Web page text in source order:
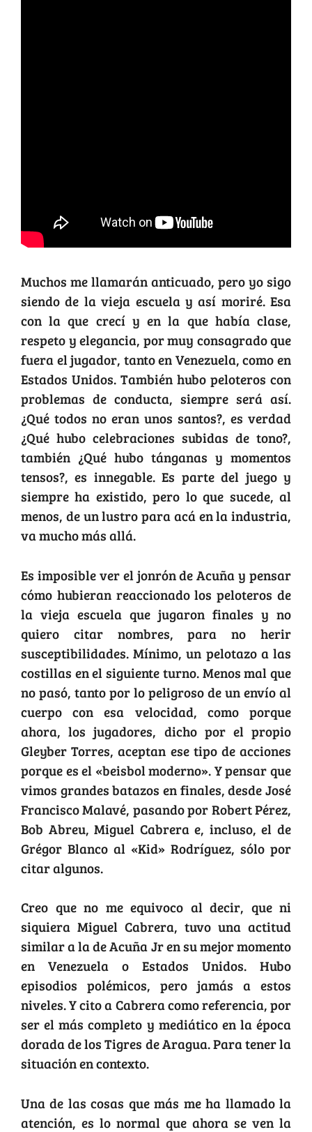
Muchos me llamarán anticuado, pero yo sigo
siendo de la vieja escuela y así moriré. Esa
con la que crecí y en la que había clase,
respeto y elegancia, por muy consagrado que
fuera el jugador, tanto en Venezuela, como en
Estados Unidos. También hubo peloteros con
problemas de conducta, siempre será así.
¿Qué todos no eran unos santos?, es verdad
¿Qué hubo celebraciones subidas de tono?,
también ¿Qué hubo tánganas y momentos
tensos?, es innegable. Es parte del juego y
siempre ha existido, pero lo que sucede, al
menos, de un lustro para acá en la industria,
va mucho más allá.
Es imposible ver el jonrón de Acuña y pensar
cómo hubieran reaccionado los peloteros de
la vieja escuela que jugaron finales y no
quiero citar nombres, para no herir
susceptibilidades. Mínimo, un pelotazo a las
costillas en el siguiente turno. Menos mal que
no pasó, tanto por lo peligroso de un envío al
cuerpo con esa velocidad, como porque
ahora, los jugadores, dicho por el propio
Gleyber Torres, aceptan ese tipo de acciones
porque es el «beisbol moderno». Y pensar que
vimos grandes batazos en finales, desde José
Francisco Malavé, pasando por Robert Pérez,
Bob Abreu, Miguel Cabrera e, incluso, el de
Grégor Blanco al «Kid» Rodríguez, sólo por
citar algunos.
Creo que no me equivoco al decir, que ni
siquiera Miguel Cabrera, tuvo una actitud
similar a la de Acuña Jr en su mejor momento
en Venezuela o Estados Unidos. Hubo
episodios polémicos, pero jamás a estos
niveles. Y cito a Cabrera como referencia, por
ser el más completo y mediático en la época
dorada de los Tigres de Aragua. Para tener la
situación en contexto.
Una de las cosas que más me ha llamado la
atención, es lo normal que ahora se ven la